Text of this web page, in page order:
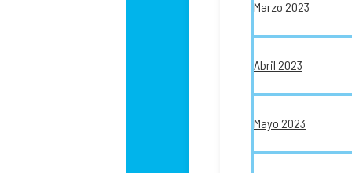
Marzo 2023
Abril 2023
Mayo 2023